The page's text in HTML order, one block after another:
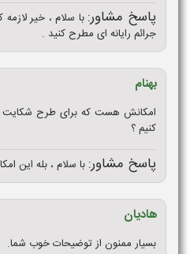
پاسخ مشاور: با سلام ، خیر
جرائم رایانه ای مطرح کنید .
بهنام
امکانش هست که برای طرح شکایت
کنیم ؟
پاسخ مشاور: با سلام ، بله این
هادیان
بسیار ممنون از توضیحات خوب شما.